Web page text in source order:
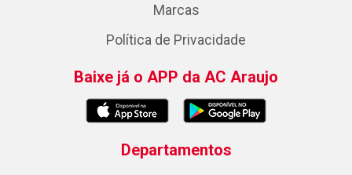
Marcas
Política de Privacidade
Baixe já o APP da AC Araujo
Departamentos